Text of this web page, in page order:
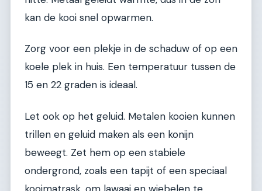
kan de kooi snel opwarmen.
Zorg voor een plekje in de schaduw of op een
koele plek in huis. Een temperatuur tussen de
15 en 22 graden is ideaal.
Let ook op het geluid. Metalen kooien kunnen
trillen en geluid maken als een konijn
beweegt. Zet hem op een stabiele
ondergrond, zoals een tapijt of een speciaal